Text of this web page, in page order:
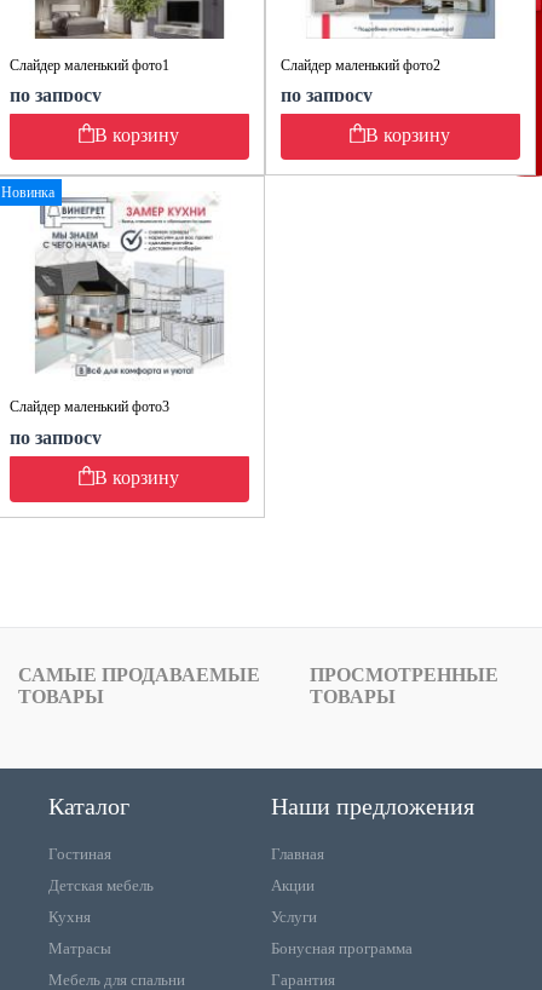
Слайдер маленький фото1
по запросу
В корзину
Слайдер маленький фото2
по запросу
В корзину
Новинка
Слайдер маленький фото3
по запросу
В корзину
САМЫЕ ПРОДАВАЕМЫЕ
ТОВАРЫ
ПРОСМОТРЕННЫЕ
ТОВАРЫ
Каталог
Гостиная
Детская мебель
Кухня
Матрасы
Мебель для спальни
Наши предложения
Главная
Акции
Услуги
Бонусная программа
Гарантия